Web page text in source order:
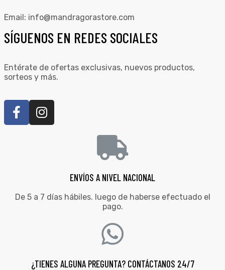
Email: info@mandragorastore.com
SÍGUENOS EN REDES SOCIALES
Entérate de ofertas exclusivas, nuevos productos,
sorteos y más.
ENVÍOS A NIVEL NACIONAL
De 5 a 7 días hábiles. luego de haberse efectuado el
pago.
¿TIENES ALGUNA PREGUNTA? CONTÁCTANOS 24/7